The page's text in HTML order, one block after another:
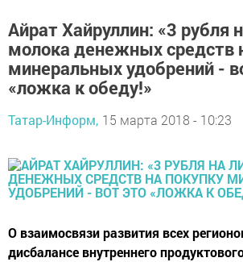
Айрат Хайруллин: «3 рубля
молока денежных средств
минеральных удобрений -
«ложка к обеду!»
Татар-Информ, 15 марта 2018 - 10:23
О взаимосвязи развития всех
дисбалансе внутреннего